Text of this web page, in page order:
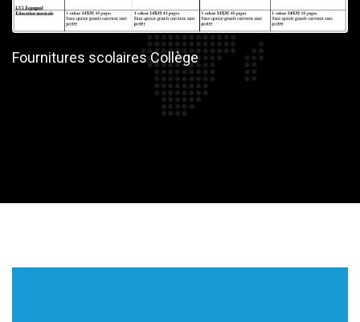
Fournitures scolaires Collège